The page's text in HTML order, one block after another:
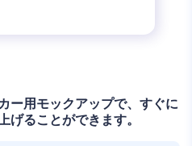
ー用モックアップで、すぐに
げることができます。